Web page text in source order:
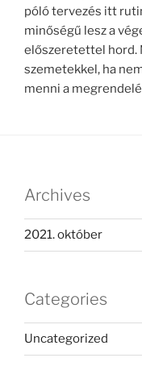
póló tervezés itt
minőségű lesz a
előszeretettel hord.
szemetekkel, ha
menni a
Archives
2021. október
Categories
Uncategorized